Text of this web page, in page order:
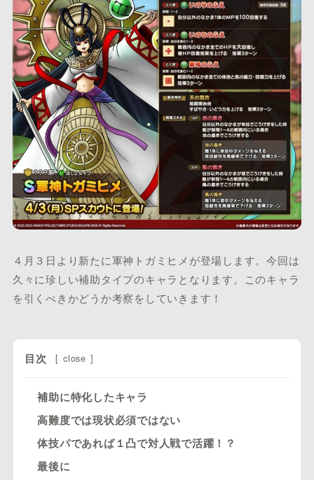
４月３日より新たに軍神トガミヒメが登場します。今回は
久々に珍しい補助タイプのキャラとなります。このキャラ
を引くべきかどうか考察をしていきます！
目次 [ close ]
補助に特化したキャラ
高難度では現状必須ではない
体技パであれば１凸で対人戦で活躍！？
最後に